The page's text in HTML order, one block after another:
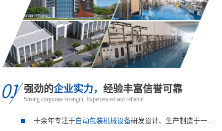
强劲的企业实力，经验丰富信誉可靠
Strong corporate strength, Experienced and reliable
十余年专注于 自动包装机械设备研发设计、生产制造于一体的综合服务商。